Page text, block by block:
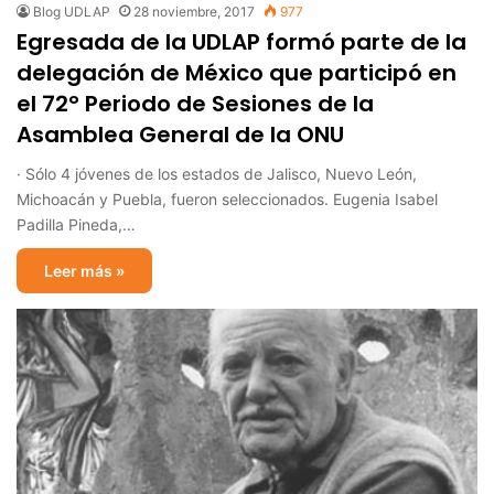
Blog UDLAP 28 noviembre, 2017 977
Egresada de la UDLAP formó parte de la
delegación de México que participó en
el 72° Periodo de Sesiones de la
Asamblea General de la ONU
· Sólo 4 jóvenes de los estados de Jalisco, Nuevo León,
Michoacán y Puebla, fueron seleccionados. Eugenia Isabel
Padilla Pineda,…
Leer más »